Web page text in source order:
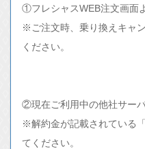
①フレシャスWEB注文画面
※ご注文時、乗り換えキャ
ください。
②現在ご利用中の他社サーバ
※解約金が記載されている
てください。